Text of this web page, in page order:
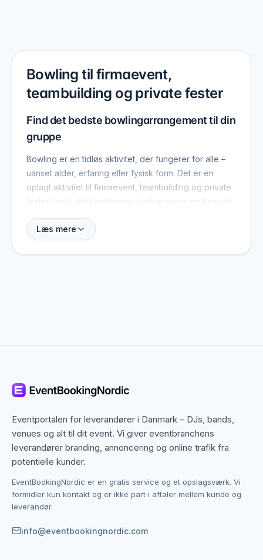
Bowling til firmaevent,
teambuilding og private fester
Find det bedste bowlingarrangement til din
gruppe
Bowling er en tidløs aktivitet, der fungerer for alle –
uanset alder, erfaring eller fysisk form. Det er en
oplagt aktivitet til firmaevent, teambuilding og private
fester, fordi det kombinerer konkurrence med socialt
bowlingcentre og udbydere i Danmark, og tage
direkte kontakt for at booke jeres arrangement.
Til firmaevent og jubilæer
Mange virksomheder bruger bowling som ramme om
en afslappet firmafest, et jubilæum eller en
onboarding-aktivitet for nye medarbejdere.
Bowlingcentrene tilbyder typisk pakker med mad og
drikke, private baner og præmier til de bedste
spillere. Det er et arrangement, der fungerer for alle –
fra direktøren til praktikanten.
Til private fester og polterabends
Læs mere
Eventportalen for leverandører i Danmark – DJs, bands,
venues og alt til dit event. Vi giver eventbranchens
leverandører branding, annoncering og online trafik fra
potentielle kunder.
EventBookingNordic er en gratis service og et opslagsværk. Vi
formidler kun kontakt og er ikke part i aftaler mellem kunde og
leverandør.
info@eventbookingnordic.com